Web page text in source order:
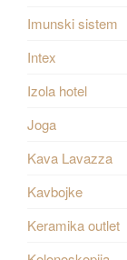
Imunski sistem
Intex
Izola hotel
Joga
Kava Lavazza
Kavbojke
Keramika outlet